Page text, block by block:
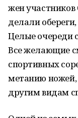
жен
делали
Целые очереди
Все желающие
спортивных
метанию ножей,
другим видам